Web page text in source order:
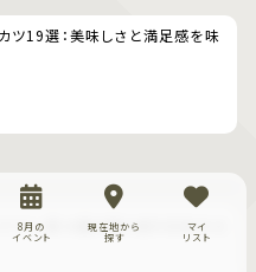
ツ19選：美味しさと満足感を味
ワリ、段々畑が織り成す日本のエ
8月の
イベント
現在地から
探す
マイ
リスト